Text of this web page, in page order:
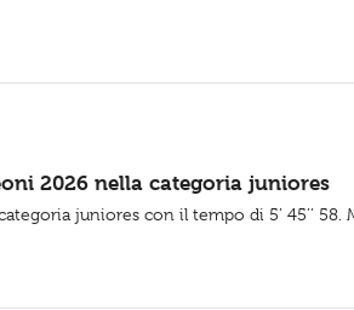
2026 nella categoria juniores
juniores con il tempo di 5’ 45’’ 58.